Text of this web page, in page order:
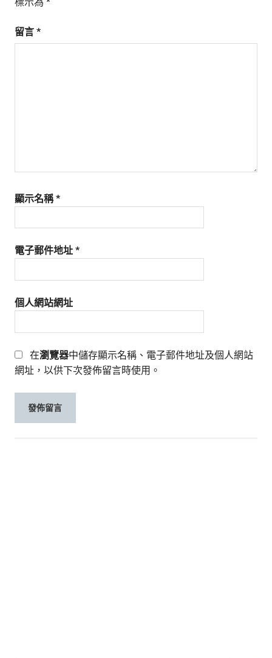
留言 *
顯示名稱*
電子郵件地址 *
個人網站網址
在瀏覽器中儲存顯示名稱、電子郵件地址及個人網站
網址，以供下次發佈留言時使用。